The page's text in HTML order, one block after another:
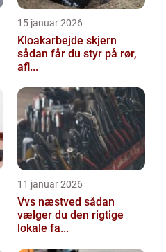
15 januar 2026
Kloakarbejde skjern
sådan får du styr på rør,
afl...
11 januar 2026
Vvs næstved sådan
vælger du den rigtige
lokale fa...